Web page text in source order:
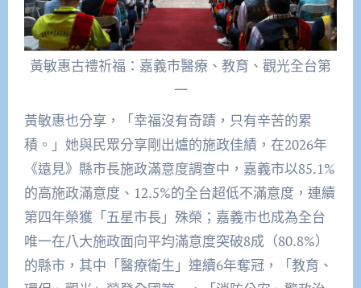
黃敏惠古禮祈福：嘉義市醫療、教育、觀光全台第
一
黃敏惠也分享，「幸福沒有奇蹟，只有辛苦的累
積。」她與民眾分享剛出爐的施政佳績，在2026年
《遠見》縣市長施政滿意度調查中，嘉義市以85.1%
的高施政滿意度、12.5%的全台超低不滿意度，連續
第四年榮獲「五星市長」殊榮；嘉義市也成為全台
唯一在八大施政面向平均滿意度突破8成（80.8%）
的縣市，其中「醫療衛生」連續6年奪冠，「教育、